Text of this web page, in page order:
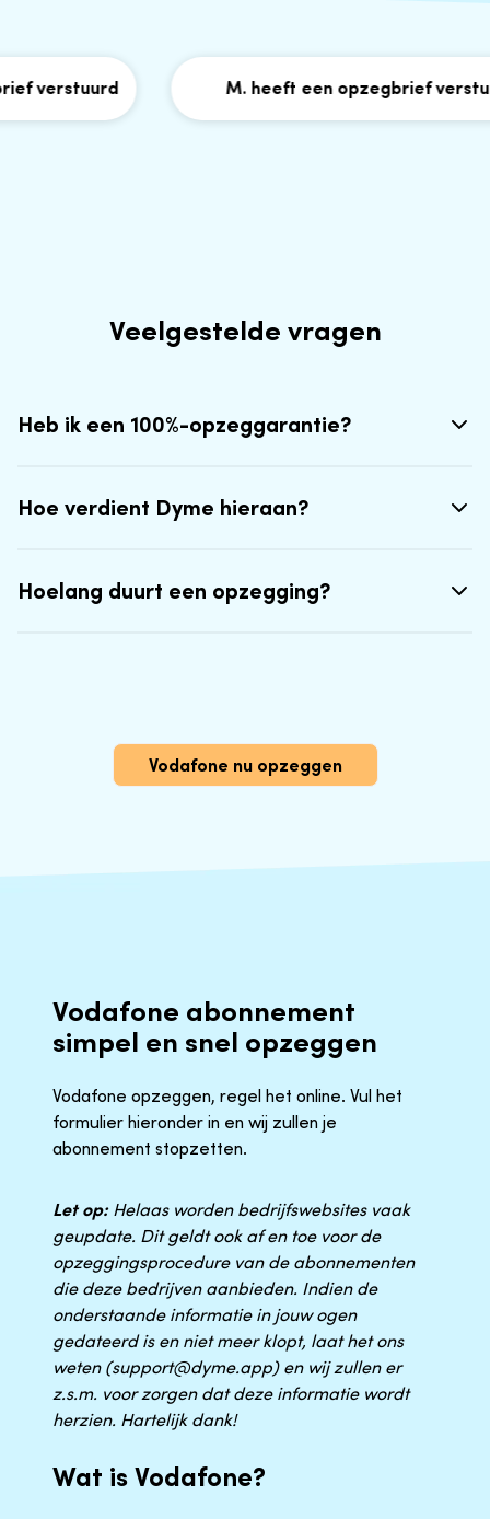
M. heeft een opzegbrief verstuurd
Veelgestelde vragen
Heb ik een 100%-opzeggarantie?
Hoe verdient Dyme hieraan?
Hoelang duurt een opzegging?
Vodafone nu opzeggen
Vodafone abonnement
simpel en snel opzeggen
Vodafone opzeggen, regel het online. Vul het
formulier hieronder in en wij zullen je
abonnement stopzetten.
Let op:Helaas worden bedrijfswebsites vaak
geupdate. Dit geldt ook af en toe voor de
opzeggingsprocedure van de abonnementen
die deze bedrijven aanbieden. Indien de
onderstaande informatie in jouw ogen
gedateerd is en niet meer klopt, laat het ons
weten (support@dyme.app) en wij zullen er
z.s.m. voor zorgen dat deze informatie wordt
herzien. Hartelijk dank!
Wat is Vodafone?